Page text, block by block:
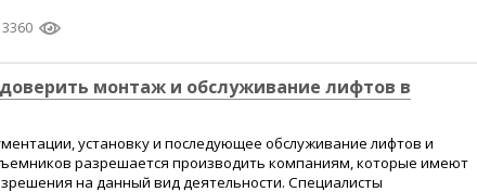
3360
монтаж и обслуживание лифтов в
установку и последующее обслуживание лифтов и
разрешается производить компаниям, которые имеют
на данный вид деятельности. Специалисты